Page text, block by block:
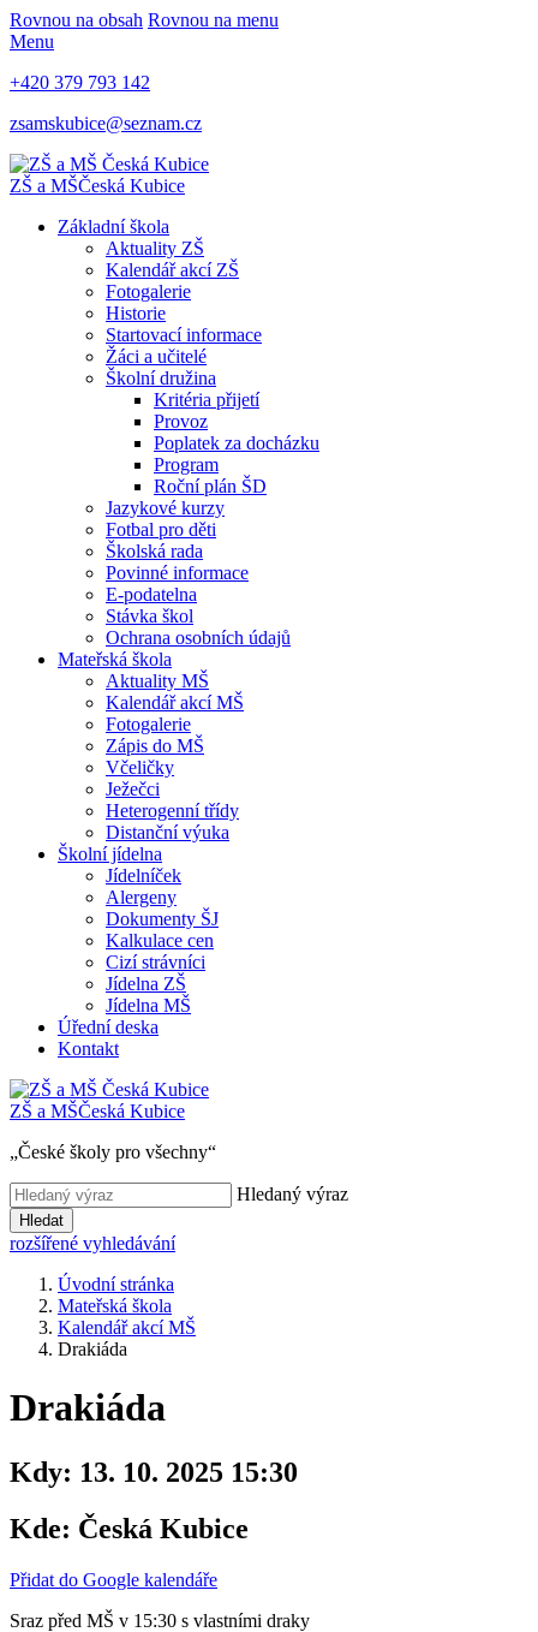
Rovnou na obsah Rovnou na menu
Menu
+420 379 793 142
zsamskubice@seznam.cz
ZŠ a MŠČeská Kubice
Základní škola
Aktuality ZŠ
Kalendář akcí ZŠ
Fotogalerie
Historie
Startovací informace
Žáci a učitelé
Školní družina
Kritéria přijetí
Provoz
Poplatek za docházku
Program
Roční plán ŠD
Jazykové kurzy
Fotbal pro děti
Školská rada
Povinné informace
E-podatelna
Stávka škol
Ochrana osobních údajů
Mateřská škola
Aktuality MŠ
Kalendář akcí MŠ
Fotogalerie
Zápis do MŠ
Včeličky
Ježečci
Heterogenní třídy
Distanční výuka
Školní jídelna
Jídelníček
Alergeny
Dokumenty ŠJ
Kalkulace cen
Cizí strávníci
Jídelna ZŠ
Jídelna MŠ
Úřední deska
Kontakt
ZŠ a MŠČeská Kubice
„České školy pro všechny“
Hledaný výraz
Hledat
rozšířené vyhledávání
Úvodní stránka
Mateřská škola
Kalendář akcí MŠ
Drakiáda
Drakiáda
Kdy: 13. 10. 2025 15:30
Kde: Česká Kubice
Přidat do Google kalendáře
Sraz před MŠ v 15:30 s vlastními draky